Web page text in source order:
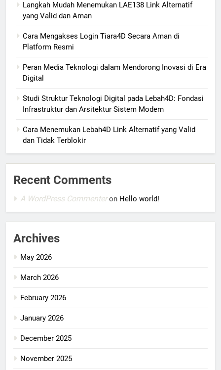
Langkah Mudah Menemukan LAE138 Link Alternatif
yang Valid dan Aman
Cara Mengakses Login Tiara4D Secara Aman di
Platform Resmi
Peran Media Teknologi dalam Mendorong Inovasi di Era
Digital
Studi Struktur Teknologi Digital pada Lebah4D: Fondasi
Infrastruktur dan Arsitektur Sistem Modern
Cara Menemukan Lebah4D Link Alternatif yang Valid
dan Tidak Terblokir
Recent Comments
A WordPress Commenteron Hello world!
Archives
May 2026
March 2026
February 2026
January 2026
December 2025
November 2025